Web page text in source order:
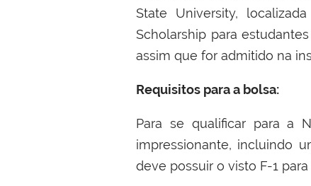
State University,
Scholarship para
assim que for admitido na
Requisitos para a bolsa:
Para se qualificar para a
impressionante, incluindo
deve possuir o visto F-1